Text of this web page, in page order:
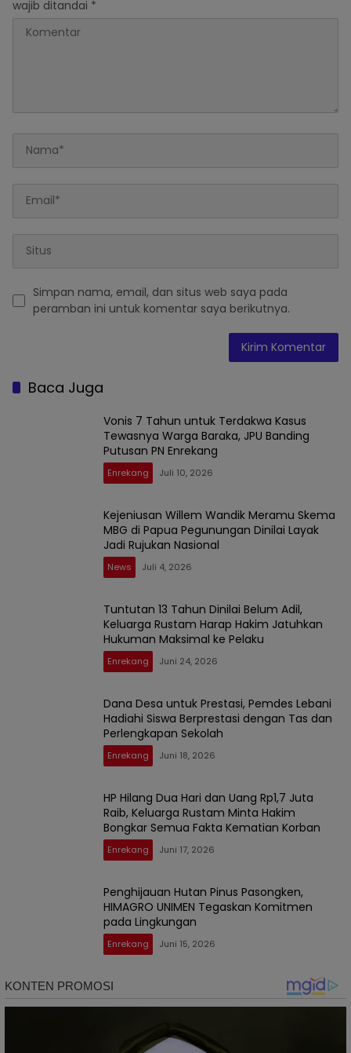
wajib ditandai *
Simpan nama, email, dan situs web saya pada
peramban ini untuk komentar saya berikutnya.
Baca Juga
Vonis 7 Tahun untuk Terdakwa Kasus
Tewasnya Warga Baraka, JPU Banding
Putusan PN Enrekang
Enrekang Juli 10, 2026
Kejeniusan Willem Wandik Meramu Skema
MBG di Papua Pegunungan Dinilai Layak
Jadi Rujukan Nasional
News Juli 4, 2026
Tuntutan 13 Tahun Dinilai Belum Adil,
Keluarga Rustam Harap Hakim Jatuhkan
Hukuman Maksimal ke Pelaku
Enrekang Juni 24, 2026
Dana Desa untuk Prestasi, Pemdes Lebani
Hadiahi Siswa Berprestasi dengan Tas dan
Perlengkapan Sekolah
Enrekang Juni 18, 2026
HP Hilang Dua Hari dan Uang Rp1,7 Juta
Raib, Keluarga Rustam Minta Hakim
Bongkar Semua Fakta Kematian Korban
Enrekang Juni 17, 2026
Penghijauan Hutan Pinus Pasongken,
HIMAGRO UNIMEN Tegaskan Komitmen
pada Lingkungan
Enrekang Juni 15, 2026